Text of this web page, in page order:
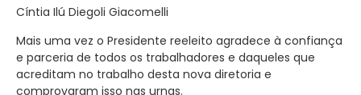
Cíntia Ilú Diegoli Giacomelli
Mais uma vez o Presidente reeleito agradece à confiança
e parceria de todos os trabalhadores e daqueles que
acreditam no trabalho desta nova diretoria e
comprovaram isso nas urnas.